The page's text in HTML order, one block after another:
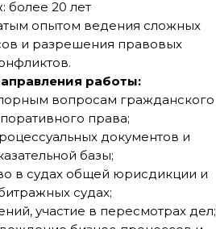
более 20 лет
опытом ведения сложных
и разрешения правовых
работы:
вопросам гражданского
права;
документов и
базы;
в судах общей юрисдикции и
судах;
участие в пересмотрах дел;